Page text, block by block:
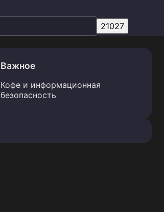
Важное
Кофе и информационная
безопасность